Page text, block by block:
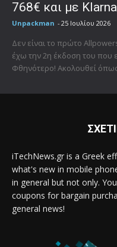
768€ και με
Unpackman - 25 Ιουλίου 2026
Δεν είναι το πρώτο
έχω την 2η έκδοση του που
Φθηνότερο! Ακολουθεί όπως
iTechNews.gr is a Greek
what's new in mobile
in general but not only.
coupons for bargain
general news!